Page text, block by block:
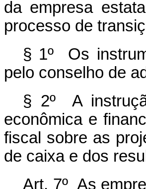
da empresa
processo de
§ 1º Os
pelo conselho de
§ 2º A
econômica e
fiscal sobre as
de caixa e dos
Art. 7º As